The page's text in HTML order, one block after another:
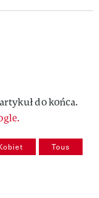
do końca.
Tous